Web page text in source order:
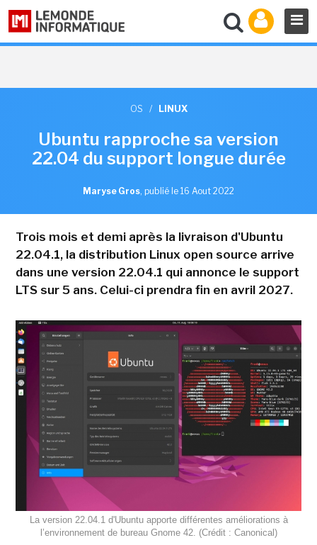
OS / LINUX
Ubuntu rapproche sa version
22.04 du support longue durée
Maryse Gros, publié le 16 Aout 2022
Trois mois et demi après la livraison d'Ubuntu
22.04.1, la distribution Linux open source arrive
dans une version 22.04.1 qui annonce le support
LTS sur 5 ans. Celui-ci prendra fin en avril 2027.
La version 22.04.1 d'Ubuntu apporte différentes améliorations à
l’environnement de bureau Gnome 42. (Crédit : Canonical)